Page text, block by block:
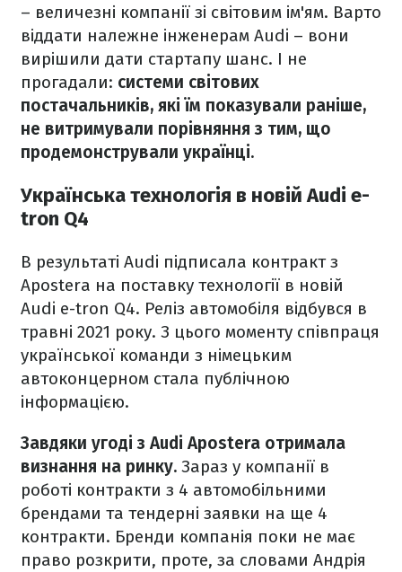
– величезні компанії зі світовим ім'ям. Варто
віддати належне інженерам Audi – вони
вирішили дати стартапу шанс. І не
прогадали: системи світових
постачальників, які їм показували раніше,
не витримували порівняння з тим, що
продемонстрували українці.
Українська технологія в новій Audi e-
tron Q4
В результаті Audi підписала контракт з
Apostera на поставку технології в новій
Audi e-tron Q4. Реліз автомобіля відбувся в
травні 2021 року. З цього моменту співпраця
української команди з німецьким
автоконцерном стала публічною
інформацією.
Завдяки угоді з Audi Apostera отримала
визнання на ринку. Зараз у компанії в
роботі контракти з 4 автомобільними
брендами та тендерні заявки на ще 4
контракти. Бренди компанія поки не має
право розкрити, проте, за словами Андрія